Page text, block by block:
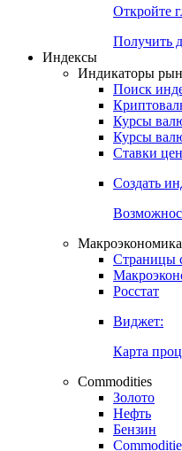
Откройте
Получить
Индексы
Индикаторы
Поиск
Курсы
Курсы
Ставки
Создать
Макроэкономика
Страницы
Росстат
Виджет:
Карта
Commodities
Золото
Нефть
Бензин